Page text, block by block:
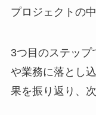
プロジェクトの
3つ目のステッ
や業務に落とし
果を振り返り、